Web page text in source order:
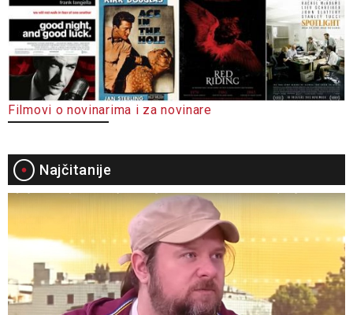
Filmovi o novinarima i za novinare
Najčitanije